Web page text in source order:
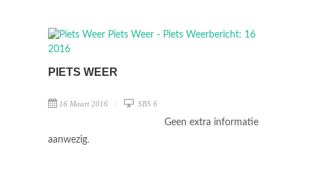
PIETS WEER
16 Maart 2016 SBS 6
Geen extra informatie
aanwezig.